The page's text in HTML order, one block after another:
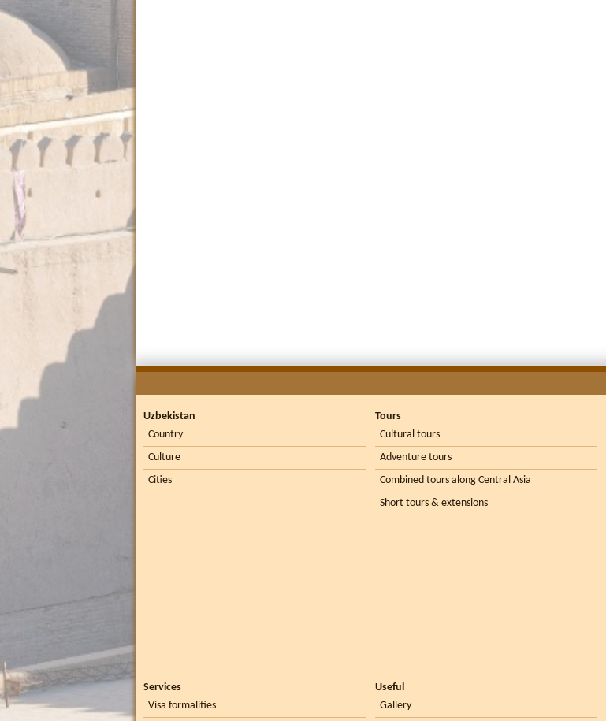
Uzbekistan
Country
Culture
Cities
Tours
Cultural tours
Adventure tours
Combined tours along Central Asia
Short tours & extensions
Services
Visa formalities
Useful
Gallery